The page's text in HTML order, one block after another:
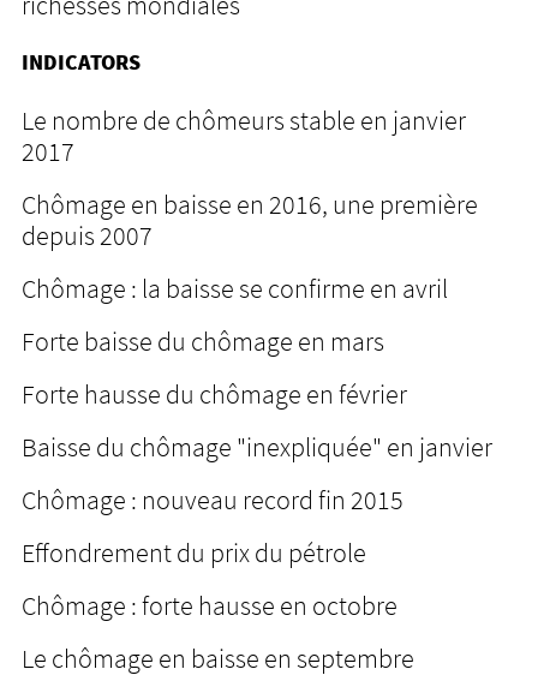
INDICATORS
Le nombre de chômeurs stable en janvier
2017
Chômage en baisse en 2016, une première
depuis 2007
Chômage : la baisse se confirme en avril
Forte baisse du chômage en mars
Forte hausse du chômage en février
Baisse du chômage "inexpliquée" en janvier
Chômage : nouveau record fin 2015
Effondrement du prix du pétrole
Chômage : forte hausse en octobre
Le chômage en baisse en septembre